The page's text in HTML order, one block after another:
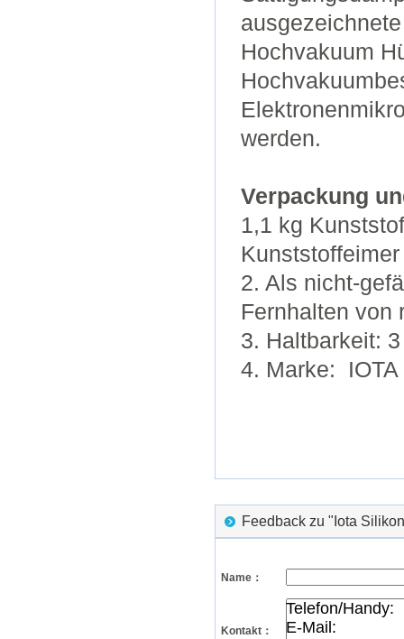
Hochvakuum
werden.
Verpackung
1,1 kg
2. Als nicht-
Fernhalten von
3. Haltbarkeit:
4. Marke: IOTA
Feedback zu "Iota
Name：
Kontakt：